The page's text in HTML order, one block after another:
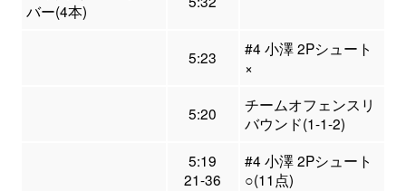
バー(4本)
5:23
#4 小澤 2Pシュート
×
5:20
チームオフェンスリ
バウンド(1-1-2)
5:19
21-36
#4 小澤 2Pシュート
○(11点)